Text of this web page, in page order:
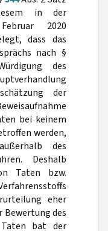
in der
2020
dass das
nach §
des
der
bei keinem
werden,
des
Deshalb
Taten bzw.
eher
Bewertung des
bat der